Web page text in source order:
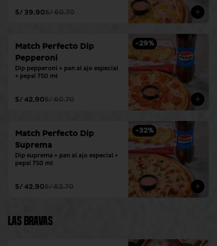
S/ 39.90S/ 60.70
-29%
Match Perfecto Dip
Pepperoni
Dip pepperoni + pan al ajo especial
+ pepsi 750 ml
S/ 42.90S/ 60.70
-32%
Match Perfecto Dip
Suprema
Dip suprema + pan al ajo especial +
pepsi 750 ml
S/ 42.90S/ 62.70
Las Bravas